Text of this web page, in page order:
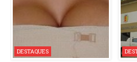
DESTAQUES